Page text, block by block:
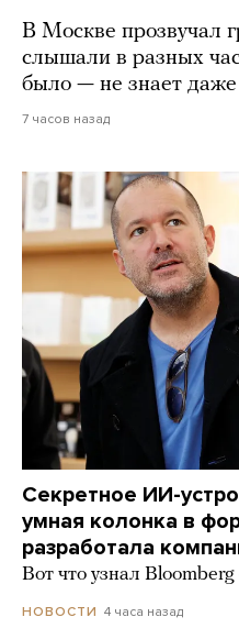
В Москве прозвучал
слышали в разных
было — не знает
7 часов назад
Секретное ИИ-
умная колонка в
разработала
Вот что узнал
НОВОСТИ 4 часа назад